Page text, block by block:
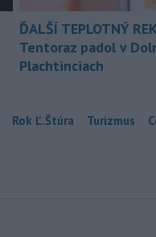
ĎALŠÍ TEPLOTNÝ
Tentoraz padol v
Plachtinciach
Rok Ľ.Štúra Turizmus